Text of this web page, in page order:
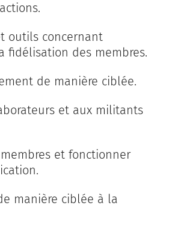
outils concernant
fidélisation des membres.
de manière ciblée.
et aux militants
et fonctionner
manière ciblée à la